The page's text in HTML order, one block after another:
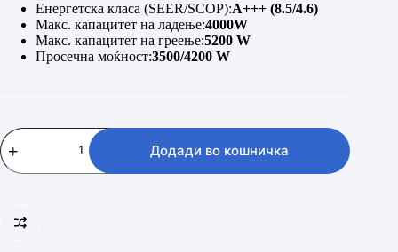
Енергетска класа (SEER/SCOP):A+++ (8.5/4.6)
Макс. капацитет на ладење:4000W
Макс. капацитет на греење:5200 W
Просечна моќност:3500/4200 W
Haier
Flexis
Plus
1U35MEHFRA-
Додади во кошничка